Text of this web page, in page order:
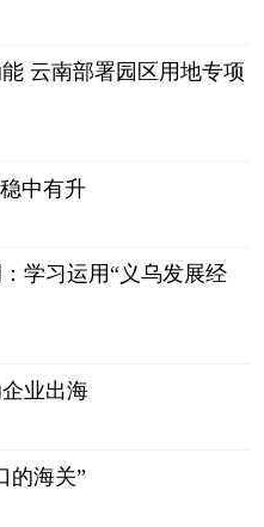
云南部署园区用地专项
中有升
学习运用“义乌发展经
业出海
的海关”